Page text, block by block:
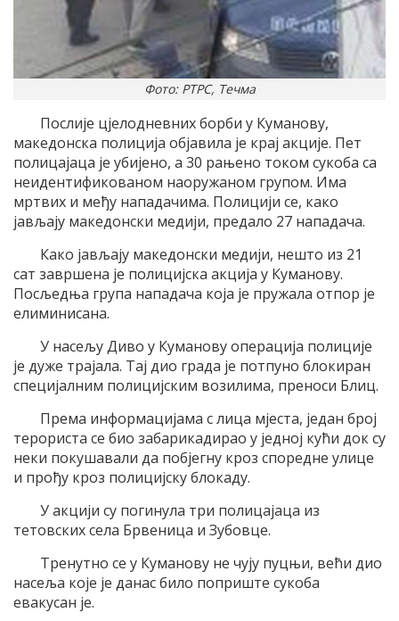
Фото: РТРС, Течма
Послије цјелодневних борби у Куманову,
македонска полиција објавила је крај акције. Пет
полицајаца је убијено, а 30 рањено током сукоба са
неидентификованом наоружаном групом. Има
мртвих и међу нападачима. Полицији се, како
јављају македонски медији, предало 27 нападача.
Како јављају македонски медији, нешто из 21
сат завршена је полицијска акција у Куманову.
Посљедња група нападача која је пружала отпор је
елиминисана.
У насељу Диво у Куманову операција полиције
је дуже трајала. Тај дио града је потпуно блокиран
специјалним полицијским возилима, преноси Блиц.
Према информацијама с лица мјеста, један број
терориста се био забарикадирао у једној кући док су
неки покушавали да побјегну кроз споредне улице
и прођу кроз полицијску блокаду.
У акцији су погинула три полицајаца из
тетовских села Брвеница и Зубовце.
Тренутно се у Куманову не чују пуцњи, већи дио
насеља које је данас било поприште сукоба
евакусан је.